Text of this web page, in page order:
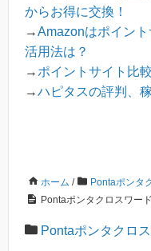
からお得に交換！
→Amazonはポイン
活用法は？
→ ポイントサイト比
→ハピタスの評判、
ホーム / Pontaポンタ
Pontaポンタクロスワー
Pontaポンタクロ